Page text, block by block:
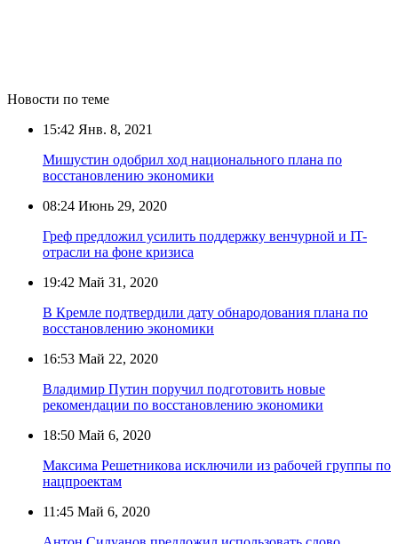
Новости по теме
15:42 Янв. 8, 2021
Мишустин одобрил ход национального плана по
восстановлению экономики
08:24 Июнь 29, 2020
Греф предложил усилить поддержку венчурной и IT-
отрасли на фоне кризиса
19:42 Май 31, 2020
В Кремле подтвердили дату обнародования плана по
восстановлению экономики
16:53 Май 22, 2020
Владимир Путин поручил подготовить новые
рекомендации по восстановлению экономики
18:50 Май 6, 2020
Максима Решетникова исключили из рабочей группы по
нацпроектам
11:45 Май 6, 2020